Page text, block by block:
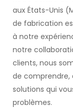
aux États-Unis
de fabrication
à notre
notre
clients, nous
de
solutions qui
problèmes.